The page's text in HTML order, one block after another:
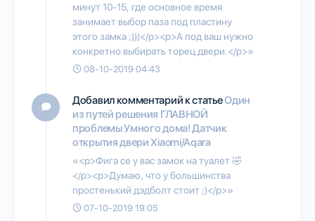
минут 10-15, где основное время
занимает выбор паза под пластину
этого замка ;)))</p><p>А под ваш нужно
конкретно выбирать торец двери.</p>»
08-10-2019 04:43
Добавил комментарий к статьеОдин
из путей решения ГЛАВНОЙ
проблемы Умного дома! Датчик
открытия двери Xiaomi/Aqara
«<p>Фига се у вас замок на туалет 🤣
</p><p>Думаю, что у большинства
простенький дэдболт стоит ;)</p>»
07-10-2019 19:05